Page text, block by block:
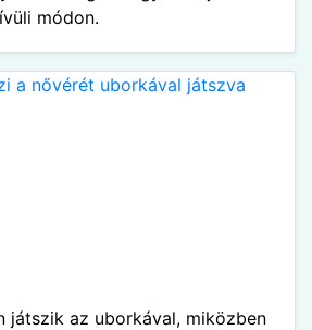
módon.
játszik az uborkával, miközben